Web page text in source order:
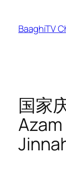
content
BaaghiTV
国家